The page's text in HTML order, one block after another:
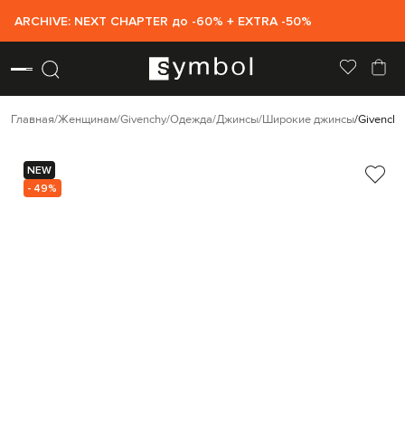
ARCHIVE: NEXT CHAPTER до -60% + EXTRA -50%
Главная Женщинам Givenchy Одежда Джинсы Широкие джинсы
NEW
- 49%